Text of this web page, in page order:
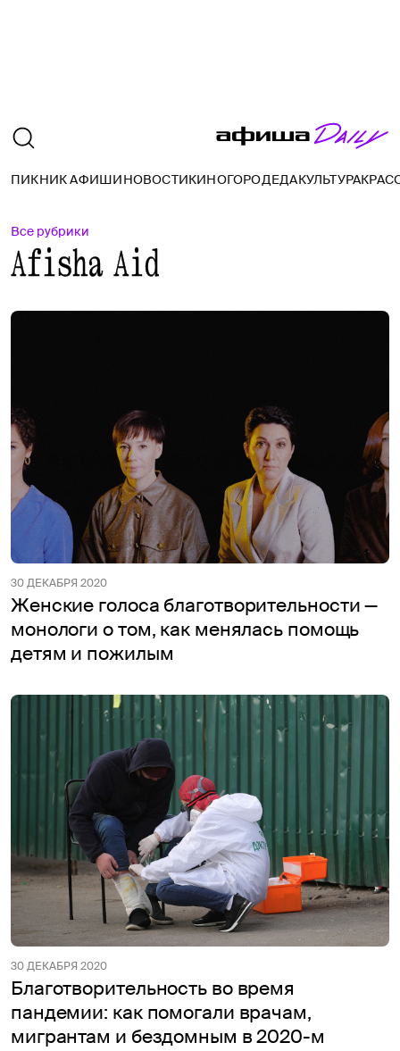
ПИКНИК АФИШИНОВОСТИКИНОГОРОДЕДАКУЛЬТУРА
Все рубрики
Afisha Aid
30 ДЕКАБРЯ 2020
Женские голоса благотворительности —
монологи о том, как менялась помощь
детям и пожилым­
30 ДЕКАБРЯ 2020
Благотворительность во время
пандемии: как помогали врачам,
мигрантам и бездомным в 2020-м